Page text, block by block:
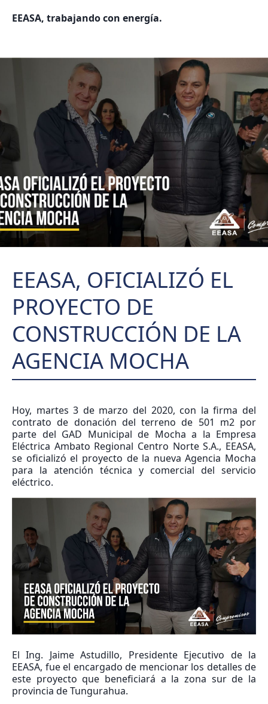
EEASA, trabajando con energía.
EEASA, OFICIALIZÓ EL
PROYECTO DE
CONSTRUCCIÓN DE LA
AGENCIA MOCHA
Hoy, martes 3 de marzo del 2020, con la firma del
contrato de donación del terreno de 501 m2 por
parte del GAD Municipal de Mocha a la Empresa
Eléctrica Ambato Regional Centro Norte S.A., EEASA,
se oficializó el proyecto de la nueva Agencia Mocha
para la atención técnica y comercial del servicio
eléctrico.
El Ing. Jaime Astudillo, Presidente Ejecutivo de la
EEASA, fue el encargado de mencionar los detalles de
este proyecto que beneficiará a la zona sur de la
provincia de Tungurahua.